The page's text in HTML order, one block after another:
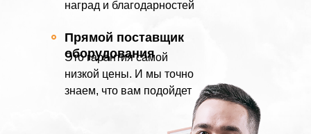
наград и благодарностей
Прямой поставщик
оборудования
Это гарантия самой
низкой цены. И мы точно
знаем, что вам подойдет